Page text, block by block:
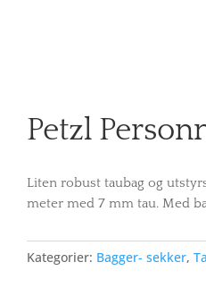
Petzl
Liten robust taubag og
meter med 7 mm tau. Med
Kategorier: Bagger- sekker,